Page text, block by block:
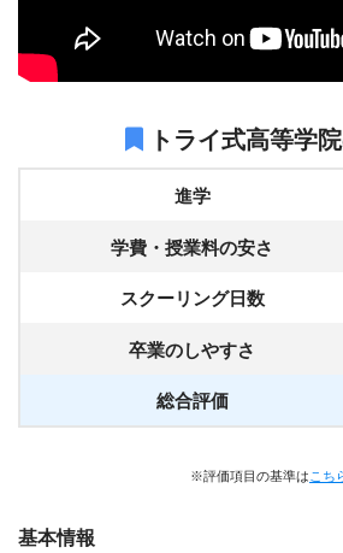
トライ式高等学
進学
学費・授業料の安さ
スクーリング日数
卒業のしやすさ
総合評価
※評価項目の基準は こち
基本情報